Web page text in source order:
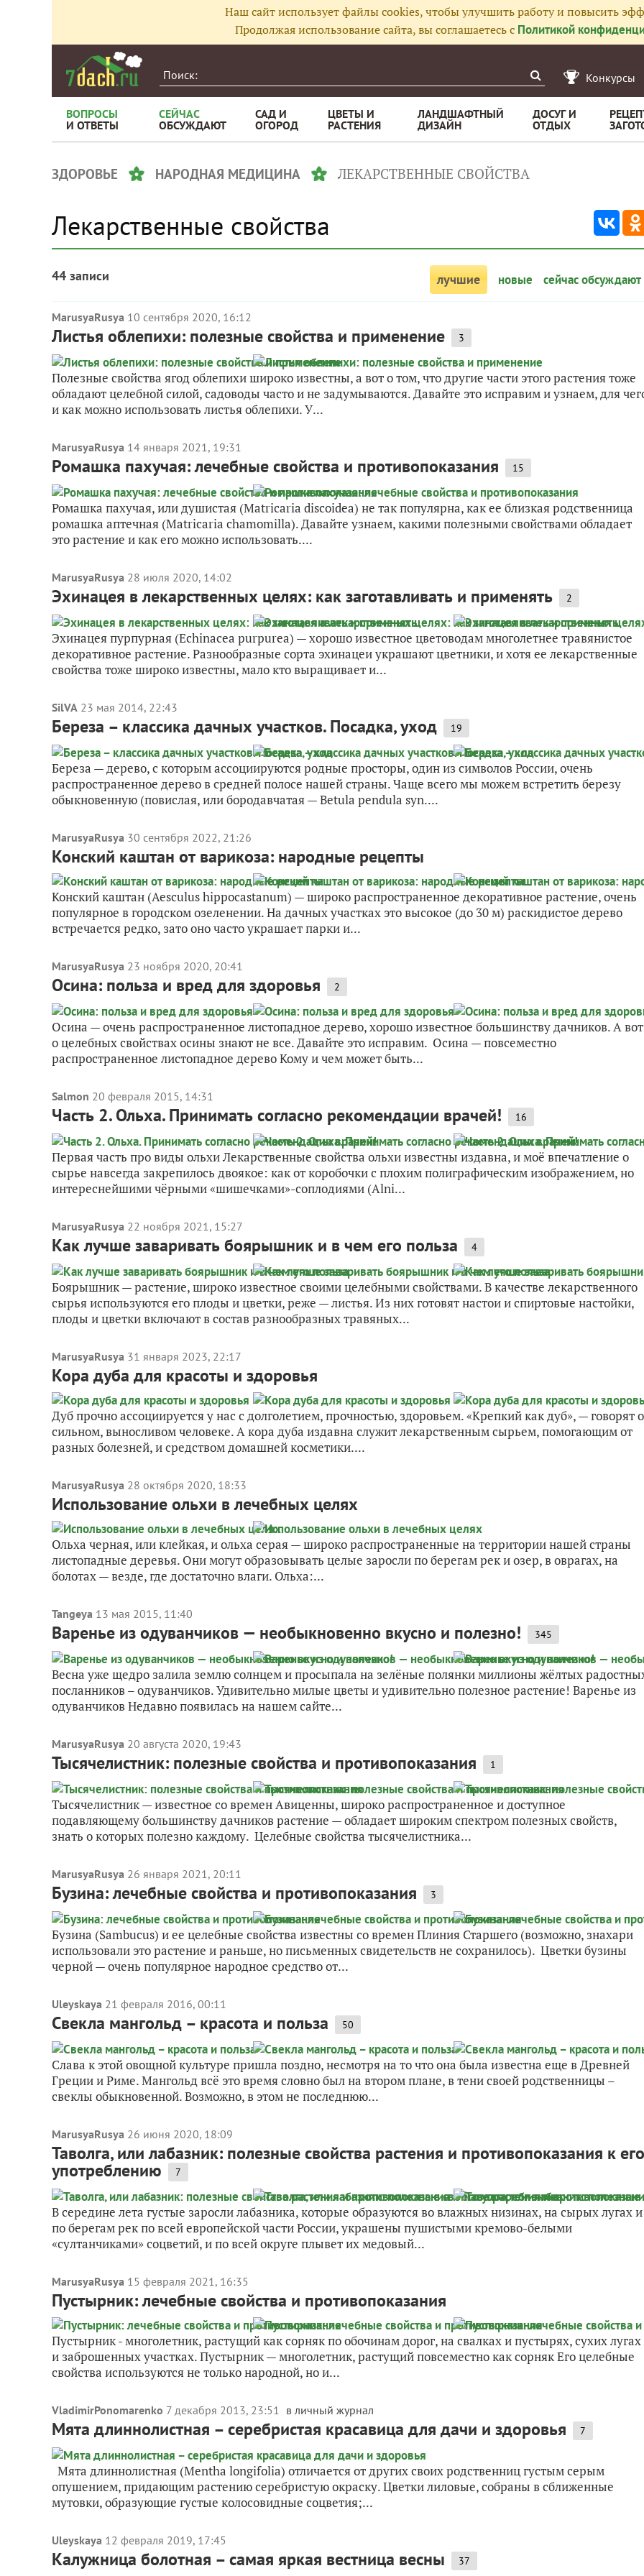
Наш сайт использует файлы cookies, чтобы улучшить работу и повысить
Продолжая использование сайта, вы соглашаетесь с Политикой
Конкурсы
ВОПРОСЫ
И ОТВЕТЫ
СЕЙЧАС
ОБСУЖДАЮТ
САД И
ОГОРОД
ЦВЕТЫ И
РАСТЕНИЯ
ЛАНДШАФТНЫЙ
ДИЗАЙН
ДОСУГ И
ОТДЫХ
ЗДОРОВЬЕ НАРОДНАЯ МЕДИЦИНА ЛЕКАРСТВЕННЫЕ СВОЙСТВА
Лекарственные свойства
44 записи лучшие новые сейчас обсуждают
MarusyaRusya 10 сентября 2020, 16:12
Листья облепихи: полезные свойства и применение 3
Полезные свойства ягод облепихи широко известны, а вот о том, что другие части этого растения тоже
обладают целебной силой, садоводы часто и не задумываются. Давайте это исправим и узнаем, для
и как можно использовать листья облепихи. У...
MarusyaRusya 14 января 2021, 19:31
Ромашка пахучая: лечебные свойства и противопоказания 15
Ромашка пахучая, или душистая (Matricaria discoidea) не так популярна, как ее близкая родственница
ромашка аптечная (Matricaria chamomilla). Давайте узнаем, какими полезными свойствами обладает
это растение и как его можно использовать....
MarusyaRusya 28 июля 2020, 14:02
Эхинацея в лекарственных целях: как заготавливать и применять 2
Эхинацея пурпурная (Echinacea purpurea) — хорошо известное цветоводам многолетнее травянистое
декоративное растение. Разнообразные сорта эхинацеи украшают цветники, и хотя ее лекарственные
свойства тоже широко известны, мало кто выращивает и...
SilVA 23 мая 2014, 22:43
Береза – классика дачных участков. Посадка, уход 19
Береза — дерево, с которым ассоциируются родные просторы, один из символов России, очень
распространенное дерево в средней полосе нашей страны. Чаще всего мы можем встретить березу
обыкновенную (повислая, или бородавчатая — Betula pendula syn....
MarusyaRusya 30 сентября 2022, 21:26
Конский каштан от варикоза: народные рецепты
Конский каштан (Aesculus hippocastanum) — широко распространенное декоративное растение, очень
популярное в городском озеленении. На дачных участках это высокое (до 30 м) раскидистое дерево
встречается редко, зато оно часто украшает парки и...
MarusyaRusya 23 ноября 2020, 20:41
Осина: польза и вред для здоровья 2
Осина — очень распространенное листопадное дерево, хорошо известное большинству дачников. А вот
о целебных свойствах осины знают не все. Давайте это исправим. Осина — повсеместно
распространенное листопадное дерево Кому и чем может быть...
Salmon 20 февраля 2015, 14:31
Часть 2. Ольха. Принимать согласно рекомендации врачей! 16
Первая часть про виды ольхи Лекарственные свойства ольхи известны издавна, и моё впечатление о
сырье навсегда закрепилось двоякое: как от коробочки с плохим полиграфическим изображением, но
интереснейшими чёрными «шишечками»-соплодиями (Alni...
MarusyaRusya 22 ноября 2021, 15:27
Как лучше заваривать боярышник и в чем его польза 4
Боярышник — растение, широко известное своими целебными свойствами. В качестве лекарственного
сырья используются его плоды и цветки, реже — листья. Из них готовят настои и спиртовые настойки,
плоды и цветки включают в состав разнообразных травяных...
MarusyaRusya 31 января 2023, 22:17
Кора дуба для красоты и здоровья
Дуб прочно ассоциируется у нас с долголетием, прочностью, здоровьем. «Крепкий как дуб», — говорят о
сильном, выносливом человеке. А кора дуба издавна служит лекарственным сырьем, помогающим от
разных болезней, и средством домашней косметики....
MarusyaRusya 28 октября 2020, 18:33
Использование ольхи в лечебных целях
Ольха черная, или клейкая, и ольха серая — широко распространенные на территории нашей страны
листопадные деревья. Они могут образовывать целые заросли по берегам рек и озер, в оврагах, на
болотах — везде, где достаточно влаги. Ольха:...
Tangeya 13 мая 2015, 11:40
Варенье из одуванчиков — необыкновенно вкусно и полезно! 345
Весна уже щедро залила землю солнцем и просыпала на зелёные полянки миллионы жёлтых
посланников – одуванчиков. Удивительно милые цветы и удивительно полезное растение! Варенье из
одуванчиков Недавно появилась на нашем сайте...
MarusyaRusya 20 августа 2020, 19:43
Тысячелистник: полезные свойства и противопоказания 1
Тысячелистник — известное со времен Авиценны, широко распространенное и доступное
подавляющему большинству дачников растение — обладает широким спектром полезных свойств,
знать о которых полезно каждому. Целебные свойства тысячелистника...
MarusyaRusya 26 января 2021, 20:11
Бузина: лечебные свойства и противопоказания 3
Бузина (Sambucus) и ее целебные свойства известны со времен Плиния Старшего (возможно, знахари
использовали это растение и раньше, но письменных свидетельств не сохранилось). Цветки бузины
черной — очень популярное народное средство от...
Uleyskaya 21 февраля 2016, 00:11
Свекла мангольд – красота и польза 50
Слава к этой овощной культуре пришла поздно, несмотря на то что она была известна еще в Древней
Греции и Риме. Мангольд всё это время словно был на втором плане, в тени своей родственницы –
свеклы обыкновенной. Возможно, в этом не последнюю...
MarusyaRusya 26 июня 2020, 18:09
Таволга, или лабазник: полезные свойства растения и противопоказания к его
употреблению 7
В середине лета густые заросли лабазника, которые образуются во влажных низинах, на сырых лугах и
по берегам рек по всей европейской части России, украшены пушистыми кремово-белыми
«султанчиками» соцветий, и по всей округе плывет их медовый...
MarusyaRusya 15 февраля 2021, 16:35
Пустырник: лечебные свойства и противопоказания
Пустырник - многолетник, растущий как сорняк по обочинам дорог, на свалках и пустырях, сухих лугах
и заброшенных участках. Пустырник — многолетник, растущий повсеместно как сорняк Его целебные
свойства используются не только народной, но и...
VladimirPonomarenko 7 декабря 2013, 23:51 в личный журнал
Мята длиннолистная – серебристая красавица для дачи и здоровья 7
Мята длиннолистная (Mentha longifolia) отличается от других своих родственниц густым серым
опушением, придающим растению серебристую окраску. Цветки лиловые, собраны в сближенные
мутовки, образующие густые колосовидные соцветия;...
Uleyskaya 12 февраля 2019, 17:45
Калужница болотная – самая яркая вестница весны 37